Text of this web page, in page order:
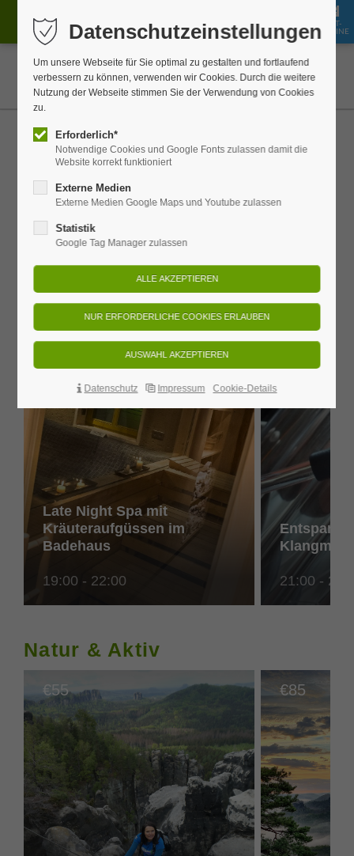
Datenschutzeinstellungen
Um unsere Webseite für Sie optimal zu gestalten und fortlaufend
verbessern zu können, verwenden wir Cookies. Durch die weitere
Nutzung der Webseite stimmen Sie der Verwendung von Cookies
zu.
Erforderlich*
Notwendige Cookies und Google Fonts zulassen damit die
Website korrekt funktioniert
Externe Medien
Externe Medien Google Maps und Youtube zulassen
Statistik
Google Tag Manager zulassen
Datenschutz Impressum Cookie-Details
JOBS BUCHEN
GUT-
SCHEINE
Ritualeplan
Wochenübersicht & Veranstaltungen
Wochenprogramm
Late Night Spa mit
Kräuteraufgüssen im
Badehaus
19:00 - 22:00 21:00 -
Natur & Aktiv
€55 €85